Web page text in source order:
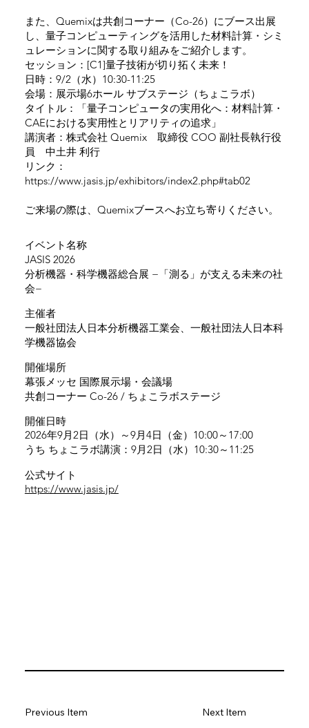
また、Quemixは共創コーナー（Co-26）にブース出展
し、量子コンピューティングを活用した材料計算・シミ
ュレーションに関する取り組みをご紹介します。
セッション：[C1]量子技術が切り拓く未来！
日時：9/2（水）10:30-11:25
会場：展示場6ホール サブステージ（ちょこラボ）
タイトル：「量子コンピュータの実用化へ：材料計算・
CAEにおける実用性とリアリティの追求」
講演者：株式会社 Quemix 取締役 COO 副社長執行役
員 中土井 利行
リンク：
https://www.jasis.jp/exhibitors/index2.php#tab02
ご来場の際は、Quemixブースへお立ち寄りください。
​イベント名称
JASIS 2026
分析機器・科学機器総合展 −「測る」が支える未来の社
会−
主催者
一般社団法人日本分析機器工業会、一般社団法人日本科
学機器協会
開催場所
幕張メッセ 国際展示場・会議場
共創コーナー Co-26 / ちょこラボステージ
開催日時
2026年9月2日（水）～9月4日（金）10:00～17:00
うち ちょこラボ講演：9月2日（水）10:30～11:25
​公式サイト
https://www.jasis.jp/
Next Item
Previous Item